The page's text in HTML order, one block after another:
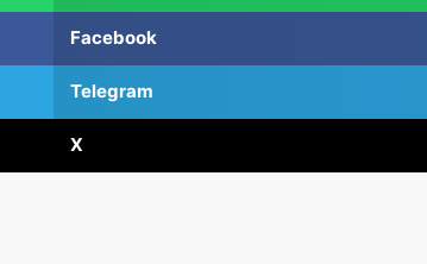
Facebook
Telegram
X